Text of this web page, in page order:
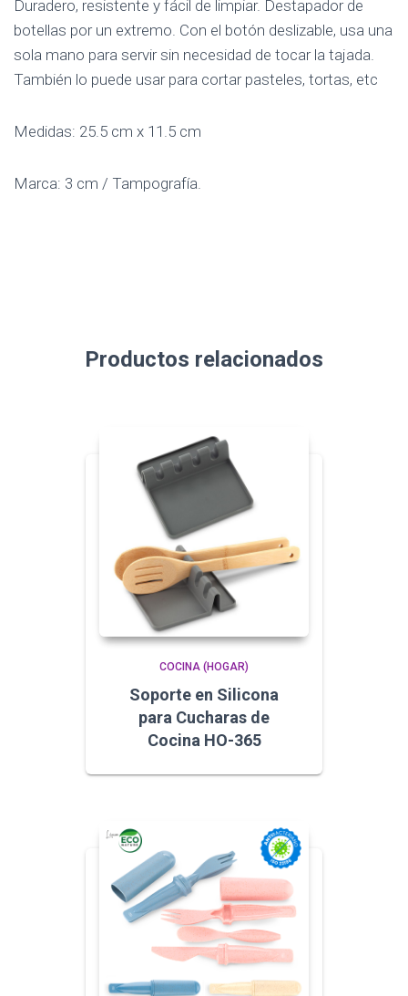
Duradero, resistente y fácil de limpiar. Destapador de
botellas por un extremo. Con el botón deslizable, usa una
sola mano para servir sin necesidad de tocar la tajada.
También lo puede usar para cortar pasteles, tortas, etc
Medidas: 25.5 cm x 11.5 cm
Marca: 3 cm / Tampografía.
Productos relacionados
COCINA (HOGAR)
Soporte en Silicona
para Cucharas de
Cocina HO-365